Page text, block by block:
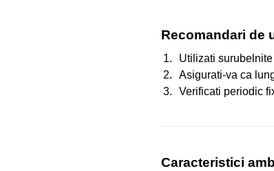
Recomandari de
Utilizati
Asigurati-va ca
Verificati periodic
Caracteristici